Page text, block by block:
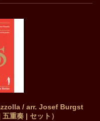
/ arr. Josef Burgst
重奏 | セット）